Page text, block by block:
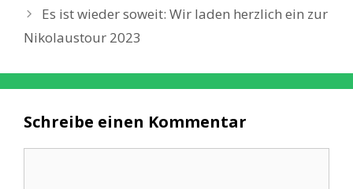
Es ist wieder soweit: Wir laden herzlich ein zur
Nikolaustour 2023
Schreibe einen Kommentar